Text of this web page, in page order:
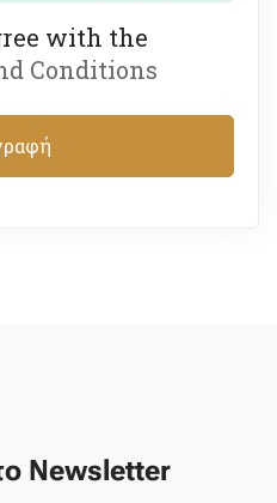
with the
Conditions
Newsletter